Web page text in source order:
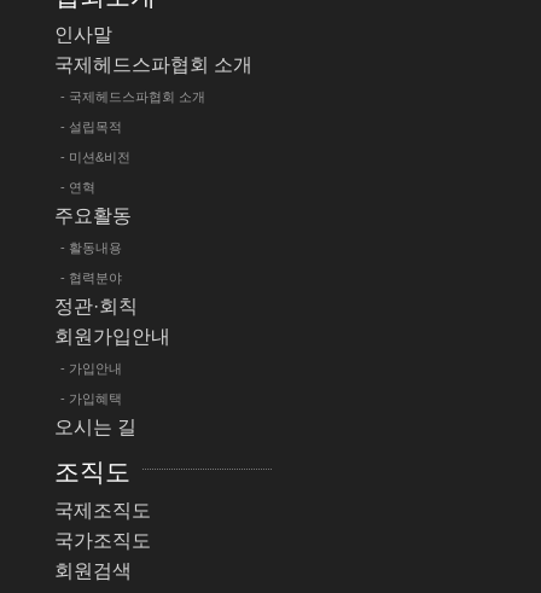
인사말
국제헤드스파협회 소개
- 국제헤드스파협회 소개
- 설립목적
- 미션&비전
- 연혁
주요활동
- 활동내용
- 협력분야
정관·회칙
회원가입안내
- 가입안내
- 가입혜택
오시는 길
조직도
국제조직도
국가조직도
회원검색